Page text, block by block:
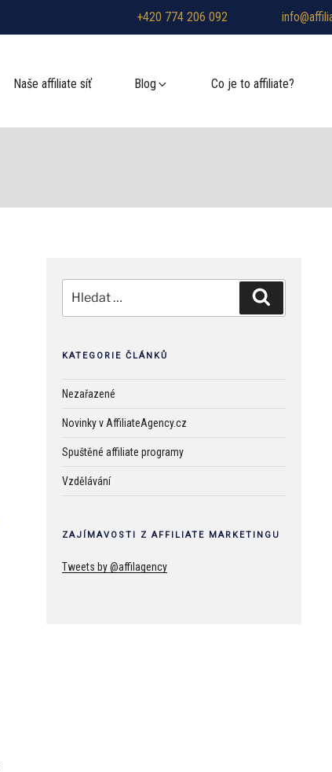
+420 774 206 092
Naše affiliate síť Blog Co je to affiliate?
KATEGORIE ČLÁNKŮ
Nezařazené
Novinky v AffiliateAgency.cz
Spuštěné affiliate programy
Vzdělávání
ZAJÍMAVOSTI Z AFFILIATE MARKETINGU
Tweets by @affilagency